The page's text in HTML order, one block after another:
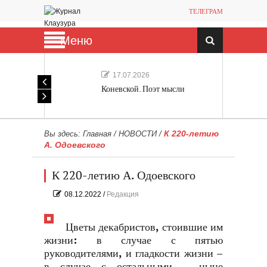
ТЕЛЕГРАМ
Меню
17.07.2026
Коневской. Поэт мысли
Вы здесь: Главная / НОВОСТИ/ К 220-летию
А. Одоевского
К 220-летию А. Одоевского
08.12.2022 / Редакция
Цветы декабристов, стоившие им
жизни: в случае с пятью
руководителями, и гладкости жизни –